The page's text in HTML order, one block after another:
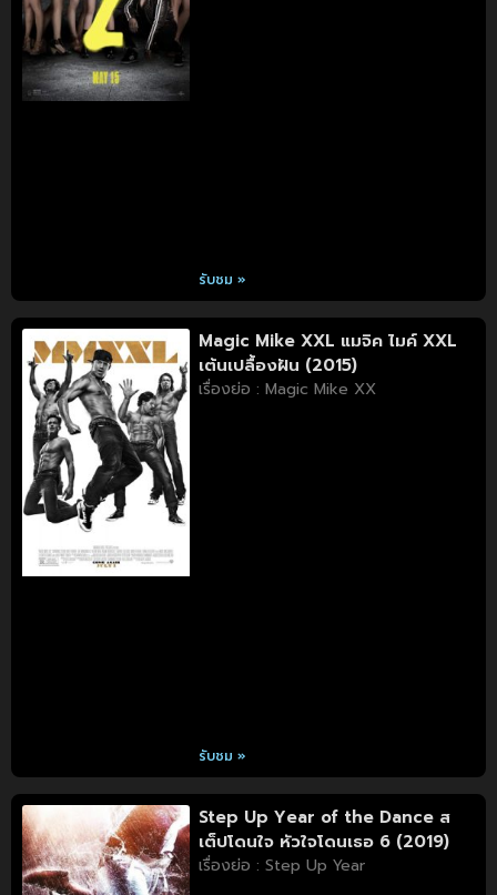
รับชม »
Magic Mike XXL แมจิค ไมค์ XXL
เต้นเปลื้องฝัน (2015)
เรื่องย่อ : Magic Mike XX
รับชม »
Step Up Year of the Dance ส
เต็ปโดนใจ หัวใจโดนเธอ 6 (2019)
เรื่องย่อ : Step Up Year